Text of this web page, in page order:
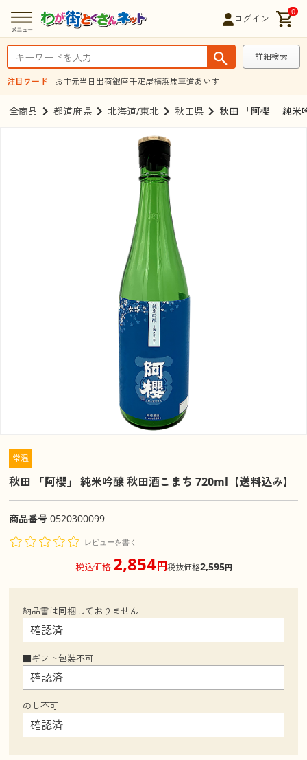
ログイン
0
詳細検索
注目ワード お中元当日出荷銀座千疋屋横浜馬車道あいす
全商品 都道府県 北海道/東北 秋田県 秋田 「阿櫻」 純米
常温
秋田 「阿櫻」 純米吟醸 秋田酒こまち 720ml【送料込み】
商品番号 0520300099
レビューを書く
税込価格 2,854円税抜価格2,595円
納品書は同梱しておりません
■ギフト包装不可
のし不可